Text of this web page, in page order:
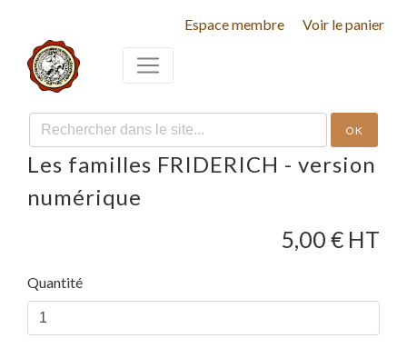
Espace membre Voir le panier
OK
Les familles FRIDERICH - version
numérique
5,00 € HT
Quantité